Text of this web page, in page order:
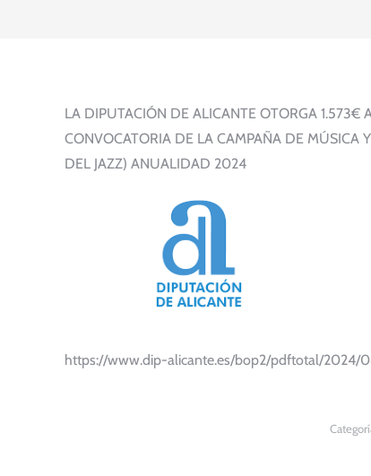
LA DIPUTACIÓN DE ALICANTE OTORGA 1.573€
CONVOCATORIA DE LA CAMPAÑA DE MÚSICA
DEL JAZZ) ANUALIDAD 2024
https://www.dip-alicante.es/bop2/pdftotal/